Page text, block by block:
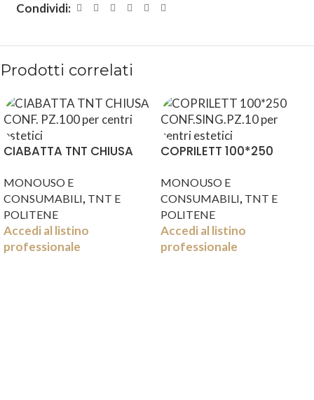
Condividi:
Prodotti correlati
CIABATTA TNT CHIUSA
MONOUSO E
CONSUMABILI, TNT E
POLITENE
Accedi al listino
professionale
COPRILETT 100*250
MONOUSO E
CONSUMABILI, TNT E
POLITENE
Accedi al listino
professionale